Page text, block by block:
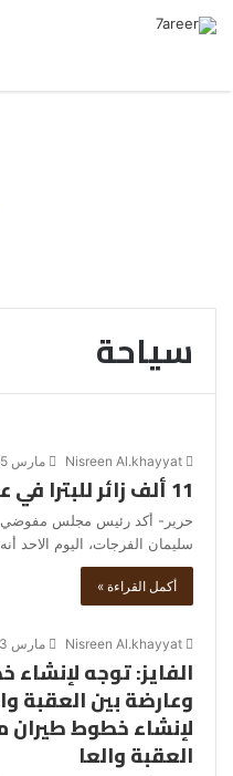
سياحة
مارس 5, 2023
11 ألف زائر للبترا في عطلة نهاية الأسبوع
حرير- أكد رئيس مجلس مفوضي
سليمان الفرجات، اليوم الاحد
أكمل القراءة »
مارس 3, 2023
الفايز: توجه
وعارضة بين العقبة
لإنشاء خطوط طيران
العقبة والعا